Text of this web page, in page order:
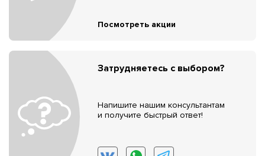
Посмотреть акции
Затрудняетесь с выбором?
Напишите нашим консультантам
и получите быстрый ответ!